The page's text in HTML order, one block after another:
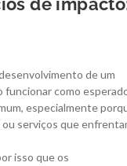
de um
funcionar como
especialmente
serviços que
isso que os
A publicação divulga
de ações e
de programas e